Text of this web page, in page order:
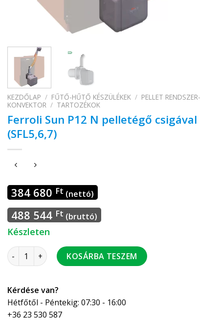
KEZDŐLAP / FŰTŐ-HŰTŐ KÉSZÜLÉKEK / PELLET RENDSZER-
KONVEKTOR / TARTOZÉKOK
Ferroli Sun P12 N pelletégő csigával
(SFL5,6,7)
384 680 Ft (nettó)
488 544 Ft (bruttó)
Készleten
Ferroli Sun P12 N pelletégő csigával (SFL5,6,7) mennyiség
KOSÁRBA TESZEM
Kérdése van?
Hétfőtől - Péntekig: 07:30 - 16:00
+36 23 530 587